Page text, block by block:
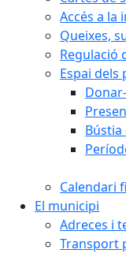
Accés a la
Queixes,
Regulació
Espai dels
Calendari
El municipi
Adreces i
Transport